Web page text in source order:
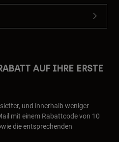
AUF IHRE ERSTE
und innerhalb weniger
mit einem Rabattcode von 10
die entsprechenden